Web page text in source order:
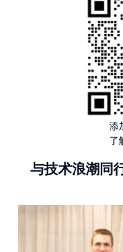
添
了
与技术浪潮同